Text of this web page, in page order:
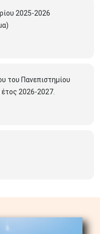
2025-2026
του Πανεπιστημίου
2026-2027.